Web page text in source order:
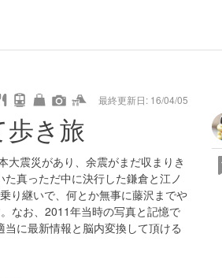
最終更新日: 16/04/05
き旅
大震災があり、余震がまだ収まりき
真っただ中に決行した鎌倉と江ノ
り継いで、何とか無事に藤沢までや
なお、2011年当時の写真と記憶で
に最新情報と脳内変換して頂ける